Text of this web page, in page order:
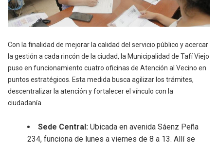
Con la finalidad de mejorar la calidad del servicio público y acercar
la gestión a cada rincón de la ciudad, la Municipalidad de Tafí Viejo
puso en funcionamiento cuatro oficinas de Atención al Vecino en
puntos estratégicos. Esta medida busca agilizar los trámites,
descentralizar la atención y fortalecer el vínculo con la
ciudadanía.
Sede Central: Ubicada en avenida Sáenz Peña
234, funciona de lunes a viernes de 8 a 13. Allí se